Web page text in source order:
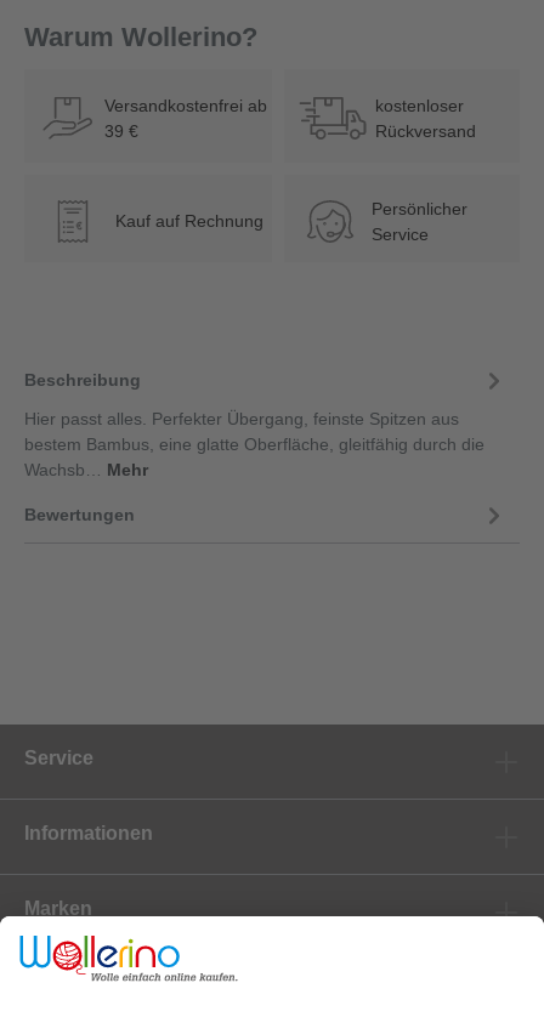
Warum Wollerino?
Versandkostenfrei ab
39 €
kostenloser
Rückversand
€ Kauf auf Rechnung
Persönlicher
Service
Beschreibung
Hier passt alles. Perfekter Übergang, feinste Spitzen aus
bestem Bambus, eine glatte Oberfläche, gleitfähig durch die
Wachsb… Mehr
Bewertungen
Service
Informationen
Marken
Newsletter